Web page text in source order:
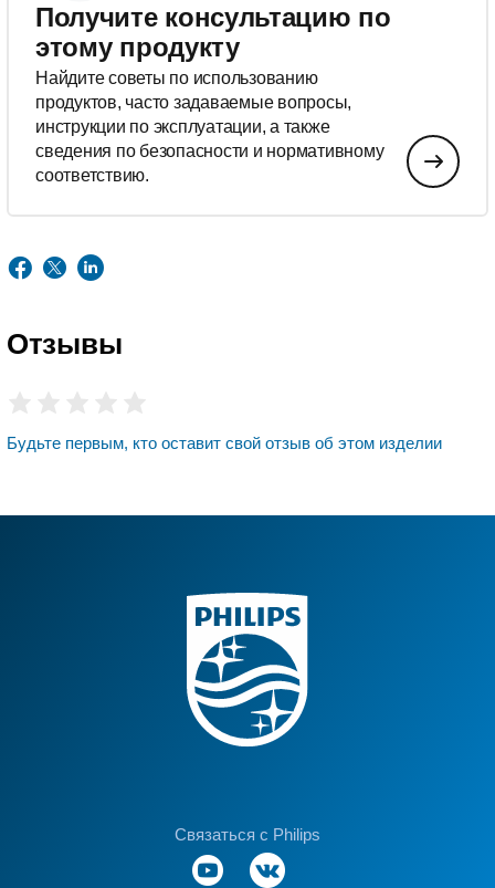
Получите консультацию по
этому продукту
Найдите советы по использованию
продуктов, часто задаваемые вопросы,
инструкции по эксплуатации, а также
сведения по безопасности и нормативному
соответствию.
Отзывы
Будьте первым, кто оставит свой отзыв об этом изделии
Связаться с Philips